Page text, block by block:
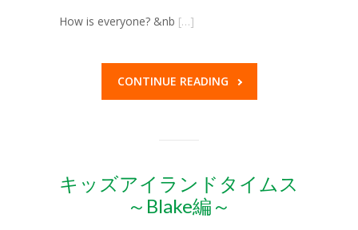
How is everyone? &nb […]
CONTINUE READING
キッズアイランドタイムス
～Blake編～